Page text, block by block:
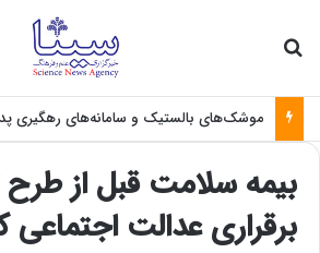
بیمه سلامت قبل از
برقراری عدالت